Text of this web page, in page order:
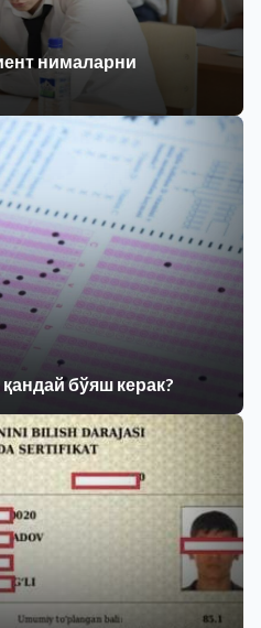
нималарни
бўяш керак?